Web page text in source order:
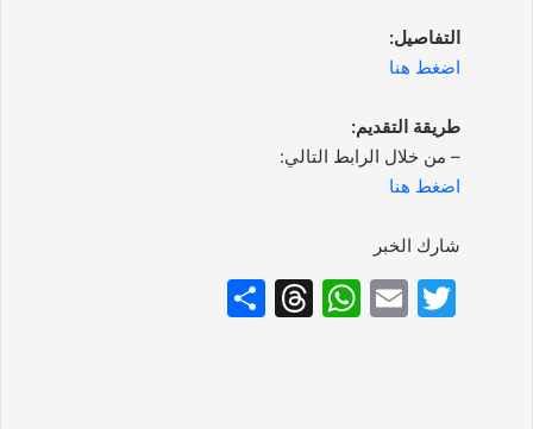
التفاصيل:
اضغط هنا
طريقة التقديم:
– من خلال الرابط التالي:
اضغط هنا
شارك الخبر
T
E
W
T